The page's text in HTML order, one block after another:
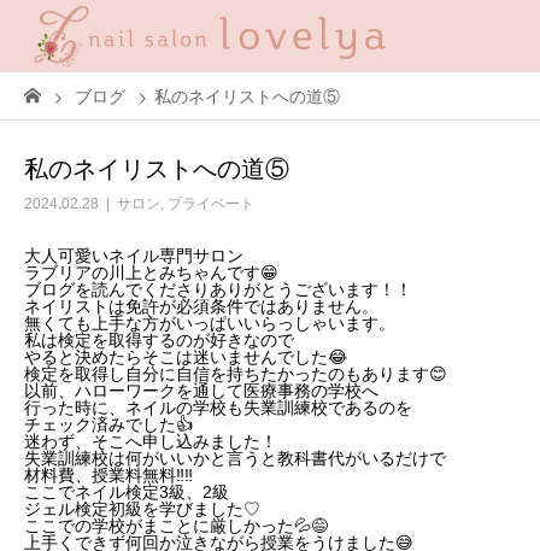
ブログ 私のネイリストへの道⑤
私のネイリストへの道⑤
2024.02.28 サロン, プライベート
大人可愛いネイル専門サロン
ラブリアの川上とみちゃんです😁
ブログを読んでくださりありがとうございます！！
ネイリストは免許が必須条件ではありません。
無くても上手な方がいっぱいいらっしゃいます。
私は検定を取得するのが好きなので
やると決めたらそこは迷いませんでした😂
検定を取得し自分に自信を持ちたかったのもあります😊
以前、ハローワークを通して医療事務の学校へ
行った時に、ネイルの学校も失業訓練校であるのを
チェック済みでした👍
迷わず、そこへ申し込みました！
失業訓練校は何がいいかと言うと教科書代がいるだけで
材料費、授業料無料‼️‼️
ここでネイル検定3級、2級
ジェル検定初級を学びました♡
ここでの学校がまことに厳しかった💦😅
上手くできず何回か泣きながら授業をうけました😅